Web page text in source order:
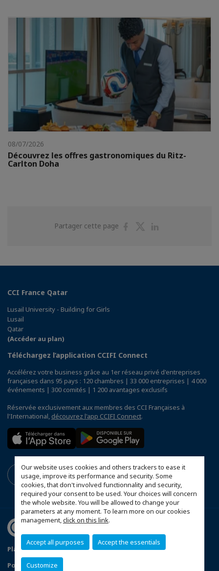
Our website uses cookies and others trackers to ease it
usage, improve its performance and security. Some
cookies, that don't involved functionnality and security,
required your consent to be used. Your choices will concern
the whole website. You will be allowed to change your
parameters at any moment. To learn more on our cookies
management,click on this link.
Accept all purposes Accept the essentials
Customize
08/07/2026
Découvrez les offres gastronomiques du Ritz-
Carlton Doha
Partager cette page
PartagerPartager
CCI France Qatar
Lusail University - Building for Girls
Lusail
Qatar
(Accéder au plan)
Téléchargez l’application CCIFI Connect
Accélérez votre business grâce au 1er réseau privé d'entreprises
françaises dans 95 pays : 120 chambres | 33 000 entreprises | 4 000
événements | 300 comités | 1 200 avantages exclusifs
Réservée exclusivement aux membres des CCI Françaises à
l'International, découvrez l'app CCIFI Connect.
Plan du site
Mentions légales
Politique de confidentialité